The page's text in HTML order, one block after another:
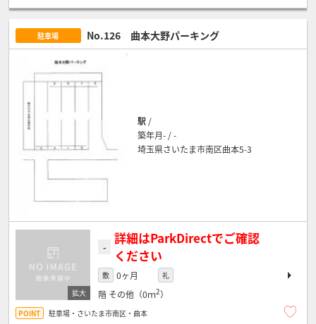
駐車場 No.126 曲本大野パーキング
駅 /
築年月- / -
埼玉県さいたま市南区曲本5-3
-
詳細はParkDirectでご確認
ください
敷 0ヶ月 礼
階 その他（0ｍ2）
駐車場・さいたま市南区・曲本